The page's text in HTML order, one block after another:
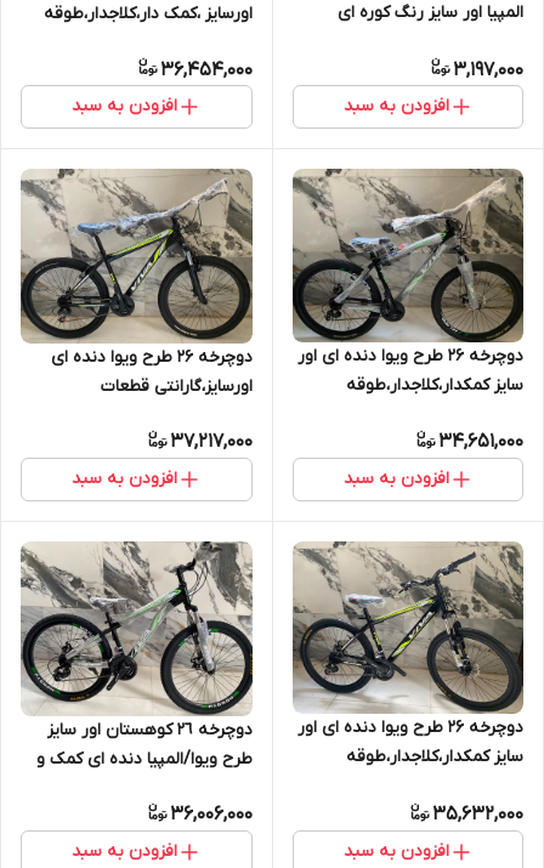
المپیا اور سایز رنگ کوره ای
کرایه)
3,197,000
افزودن به سبد
اورسایز ،کمک دار،کلاجدار،طوقه
36,454,000
افزودن به سبد
دوچرخه ۲۶ طرح ویوا دنده ای اور
سایز کمکدار،کلاجدار،طوقه
34,651,000
افزودن به سبد
دوچرخه 26 طرح ویوا دنده ای
اورسایز،گارانتی قطعات
دوبل،سفارشی
37,217,000
افزودن به سبد
دوچرخه ۲۶ طرح ویوا دنده ای اور
سایز کمکدار،کلاجدار،طوقه
35,632,000
افزودن به سبد
دوچرخه ٢٦ کوهستان اور سایز
طرح ویوا/المپیا دنده ای کمک و
36,006,000
افزودن به سبد